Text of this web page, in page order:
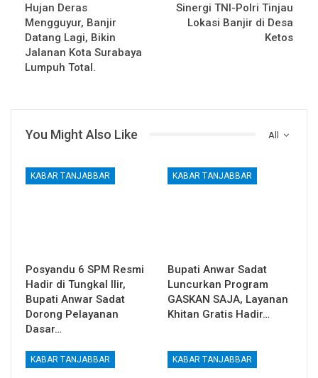
Hujan Deras
Mengguyur, Banjir
Datang Lagi, Bikin
Jalanan Kota Surabaya
Lumpuh Total.
Sinergi TNI-Polri Tinjau
Lokasi Banjir di Desa
Ketos
All
You Might Also Like
KABAR TANJABBAR
Posyandu 6 SPM Resmi
Hadir di Tungkal Ilir,
Bupati Anwar Sadat
Dorong Pelayanan
Dasar…
KABAR TANJABBAR
Bupati Anwar Sadat
Luncurkan Program
GASKAN SAJA, Layanan
Khitan Gratis Hadir…
KABAR TANJABBAR KABAR TANJABBAR